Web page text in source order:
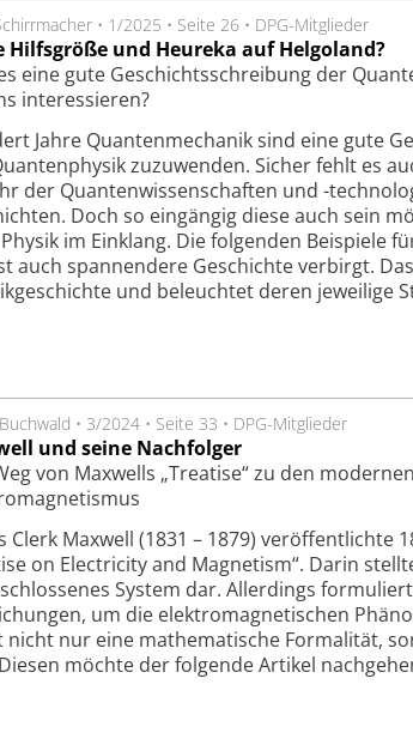
• 1/2025 • Seite 26 • DPG-Mitglieder
Hilfsgröße und Heureka auf Helgoland?
eine gute Geschichtsschreibung der
interessieren?
Jahre Quantenmechanik sind eine gute
zuzuwenden. Sicher fehlt es
der Quantenwissenschaften und -
Doch so eingängig diese auch sein
im Einklang. Die folgenden Beispiele
auch spannendere Geschichte verbirgt.
und beleuchtet deren jeweilige
• 3/2024 • Seite 33 • DPG-Mitglieder
und seine Nachfolger
von Maxwells „Treatise“ zu den
Clerk Maxwell (1831 – 1879) veröffentlichte
on Electricity and Magnetism“. Darin
System dar. Allerdings
um die elektromagnetischen
nicht nur eine mathematische Formalität,
möchte der folgende Artikel